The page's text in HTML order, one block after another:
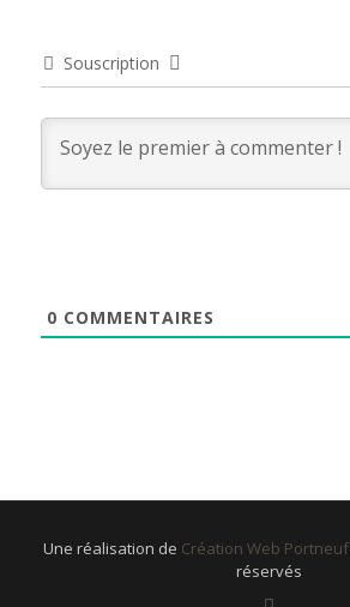
Souscription
0 COMMENTAIRES
Une réalisation de Création Web Portneuf
réservés